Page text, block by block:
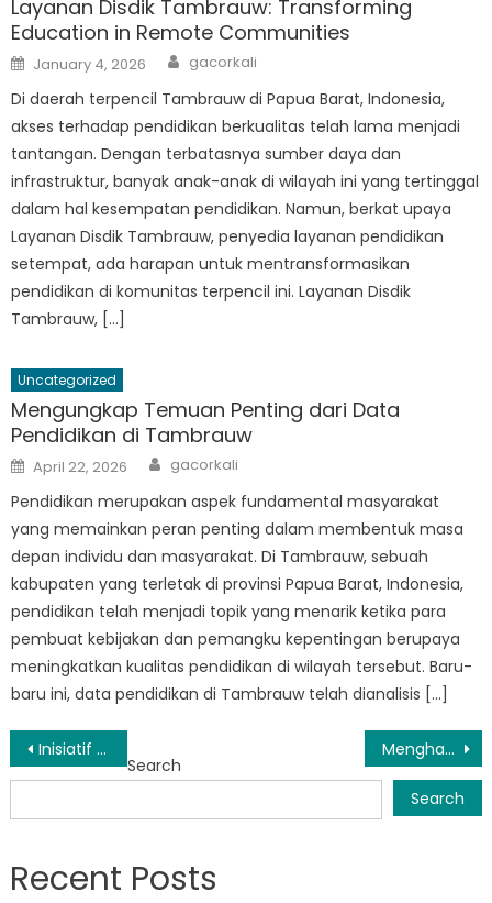
Layanan Disdik Tambrauw: Transforming
Education in Remote Communities
Posted
on
January 4, 2026 Author
gacorkali
Di daerah terpencil Tambrauw di Papua Barat, Indonesia,
akses terhadap pendidikan berkualitas telah lama menjadi
tantangan. Dengan terbatasnya sumber daya dan
infrastruktur, banyak anak-anak di wilayah ini yang tertinggal
dalam hal kesempatan pendidikan. Namun, berkat upaya
Layanan Disdik Tambrauw, penyedia layanan pendidikan
setempat, ada harapan untuk mentransformasikan
pendidikan di komunitas terpencil ini. Layanan Disdik
Tambrauw, […]
Uncategorized
Mengungkap Temuan Penting dari Data
Pendidikan di Tambrauw
Posted
on
April 22, 2026 Author
gacorkali
Pendidikan merupakan aspek fundamental masyarakat
yang memainkan peran penting dalam membentuk masa
depan individu dan masyarakat. Di Tambrauw, sebuah
kabupaten yang terletak di provinsi Papua Barat, Indonesia,
pendidikan telah menjadi topik yang menarik ketika para
pembuat kebijakan dan pemangku kepentingan berupaya
meningkatkan kualitas pendidikan di wilayah tersebut. Baru-
baru ini, data pendidikan di Tambrauw telah dianalisis […]
Post
navigation
Inisiatif Pendidikan di Tambrauw: Bagaimana Masyarakat Mendorong Perubahan Menghancurkan Reformasi Pendidikan Inovatif Tambrauw
Search
Search
Recent Posts